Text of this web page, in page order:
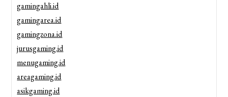
gamingahli.id
gamingarea.id
gamingzona.id
jurusgaming.id
menugaming.id
areagaming.id
asikgaming.id